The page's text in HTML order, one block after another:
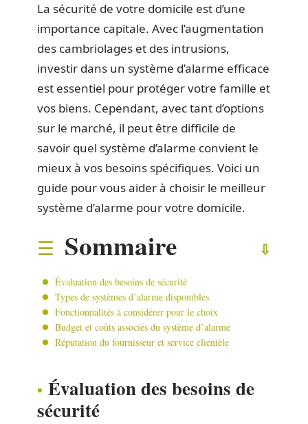
La sécurité de votre domicile est d’une
importance capitale. Avec l’augmentation
des cambriolages et des intrusions,
investir dans un système d’alarme efficace
est essentiel pour protéger votre famille et
vos biens. Cependant, avec tant d’options
sur le marché, il peut être difficile de
savoir quel système d’alarme convient le
mieux à vos besoins spécifiques. Voici un
guide pour vous aider à choisir le meilleur
système d’alarme pour votre domicile.
Sommaire
Évaluation des besoins de sécurité
Types de systèmes d’alarme disponibles
Fonctionnalités à considérer pour le choix
Budget et coûts associés du système d’alarme
Réputation du fournisseur et service clientèle
Évaluation des besoins de
sécurité